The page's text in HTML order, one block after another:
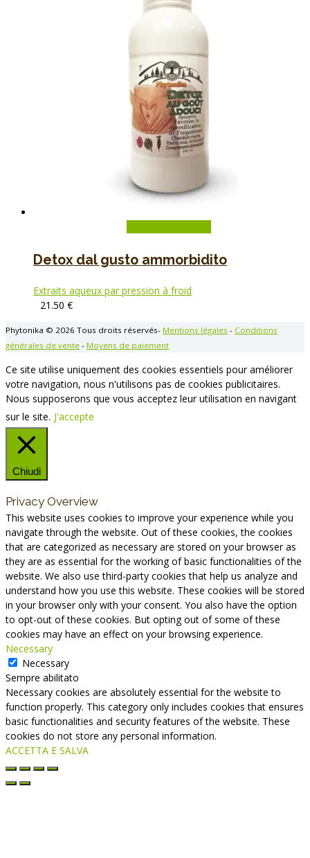
Detox dal gusto ammorbidito
Extraits aqueux par pression à froid
21.50 €
Phytonika © 2026 Tous droits réservés- Mentions légales - Conditions
générales de vente - Moyens de paiement
Ce site utilise uniquement des cookies essentiels pour améliorer
votre navigation, nous n'utilisons pas de cookies publicitaires.
Nous supposerons que vous acceptez leur utilisation en navigant
sur le site. J'accepte
Chiudi
Privacy Overview
This website uses cookies to improve your experience while you
navigate through the website. Out of these cookies, the cookies
that are categorized as necessary are stored on your browser as
they are as essential for the working of basic functionalities of the
website. We also use third-party cookies that help us analyze and
understand how you use this website. These cookies will be stored
in your browser only with your consent. You also have the option
to opt-out of these cookies. But opting out of some of these
cookies may have an effect on your browsing experience.
Necessary
Necessary
Sempre abilitato
Necessary cookies are absolutely essential for the website to
function properly. This category only includes cookies that ensures
basic functionalities and security features of the website. These
cookies do not store any personal information.
ACCETTA E SALVA